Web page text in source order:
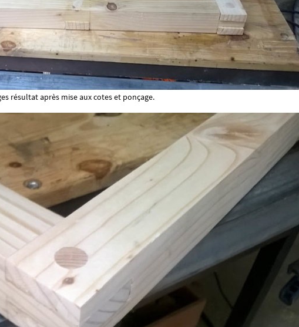
résultat après mise aux cotes et ponçage.